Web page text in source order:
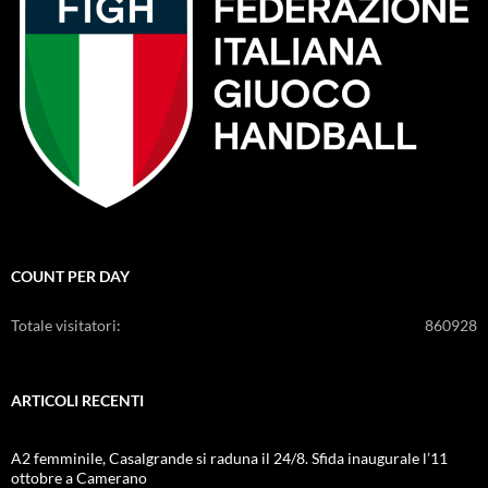
COUNT PER DAY
860928
Totale visitatori:
ARTICOLI RECENTI
A2 femminile, Casalgrande si raduna il 24/8. Sfida inaugurale l’11
ottobre a Camerano